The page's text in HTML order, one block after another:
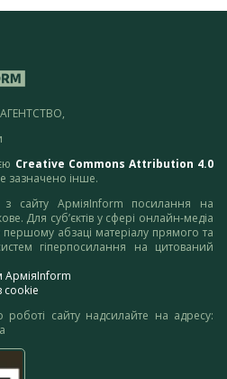
Creative Commons Attribution 4.0
зазначено інше.
з сайту АрміяInform посилання на
Для суб’єктів у сфері онлайн-медіа
абзаці матеріалу прямого та
гіперпосилання на цитований
АрміяInform
cookie
роботі сайту надсилайте на адресу: